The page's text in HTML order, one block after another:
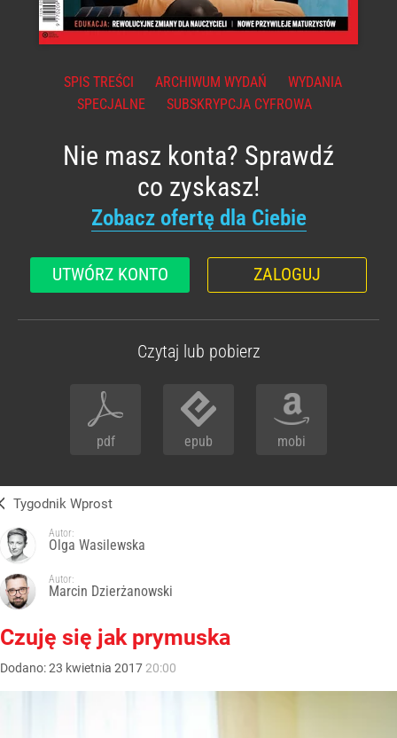
SPIS TREŚCI ARCHIWUM WYDAŃ
WYDANIA
SPECJALNE
SUBSKRYPCJA CYFROWA
Nie masz konta? Sprawdź
co zyskasz!
Zobacz ofertę dla Ciebie
UTWÓRZ KONTO ZALOGUJ
Czytaj lub pobierz
pdf epub mobi
Tygodnik Wprost
Autor:
Olga Wasilewska
Autor:
Marcin Dzierżanowski
Czuję się jak prymuska
Dodano:23 kwietnia 2017 20:00